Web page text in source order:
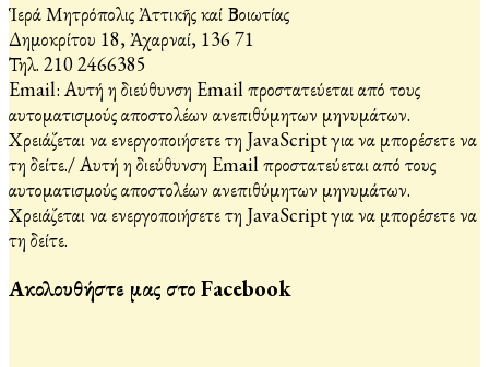
Ἱερά Μητρόπολις Ἀττικῆς καί Βοιωτίας
Δημοκρίτου 18, Ἀχαρναί, 136 71
Τηλ. 210 2466385
Email: Αυτή η διεύθυνση Email προστατεύεται από τους
αυτοματισμούς αποστολέων ανεπιθύμητων μηνυμάτων.
Χρειάζεται να ενεργοποιήσετε τη JavaScript για να μπορέσετε να
τη δείτε./Αυτή η διεύθυνση Email προστατεύεται από τους
αυτοματισμούς αποστολέων ανεπιθύμητων μηνυμάτων.
Χρειάζεται να ενεργοποιήσετε τη JavaScript για να μπορέσετε να
τη δείτε.
Ακολουθήστε μας στο Facebook